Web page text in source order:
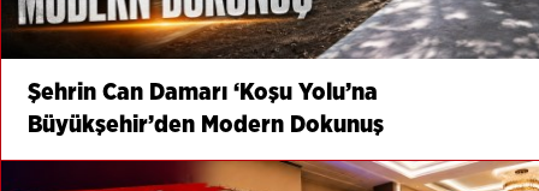
Şehrin Can Damarı ‘Koşu Yolu’na
Büyükşehir’den Modern Dokunuş